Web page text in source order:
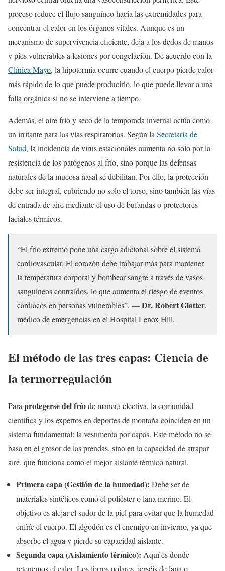
proceso reduce el flujo sanguíneo hacia las extremidades para
concentrar el calor en los órganos vitales. Aunque es un
mecanismo de supervivencia eficiente, deja a los dedos de manos
y pies vulnerables a lesiones por congelación. De acuerdo con la
Clínica Mayo, la hipotermia ocurre cuando el cuerpo pierde calor
más rápido de lo que puede producirlo, lo que puede llevar a una
falla orgánica si no se interviene a tiempo.
Además, el aire frío y seco de la temporada invernal actúa como
un irritante para las vías respiratorias. Según la Secretaría de
Salud, la incidencia de virus estacionales aumenta no solo por la
resistencia de los patógenos al frío, sino porque las defensas
naturales de la mucosa nasal se debilitan. Por ello, la protección
debe ser integral, cubriendo no solo el torso, sino también las vías
de entrada de aire mediante el uso de bufandas o protectores
faciales térmicos.
“El frío extremo pone una carga adicional sobre el sistema
cardiovascular. El corazón debe trabajar más para mantener
la temperatura corporal y bombear sangre a través de vasos
sanguíneos contraídos, lo que aumenta el riesgo de eventos
cardiacos en personas vulnerables”. —Dr. Robert Glatter,
médico de emergencias en el Hospital Lenox Hill.
El método de las tres capas: Ciencia de
la termorregulación
Para protegerse del fríode manera efectiva, la comunidad
científica y los expertos en deportes de montaña coinciden en un
sistema fundamental: la vestimenta por capas. Este método no se
basa en el grosor de las prendas, sino en la capacidad de atrapar
aire, que funciona como el mejor aislante térmico natural.
Primera capa (Gestión de la humedad): Debe ser de
materiales sintéticos como el poliéster o lana merino. El
objetivo es alejar el sudor de la piel para evitar que la humedad
enfríe el cuerpo. El algodón es el enemigo en invierno, ya que
absorbe el agua y pierde su capacidad aislante.
Segunda capa (Aislamiento térmico): Aquí es donde
retenemos el calor. Los forros polares, jerséis de lana o